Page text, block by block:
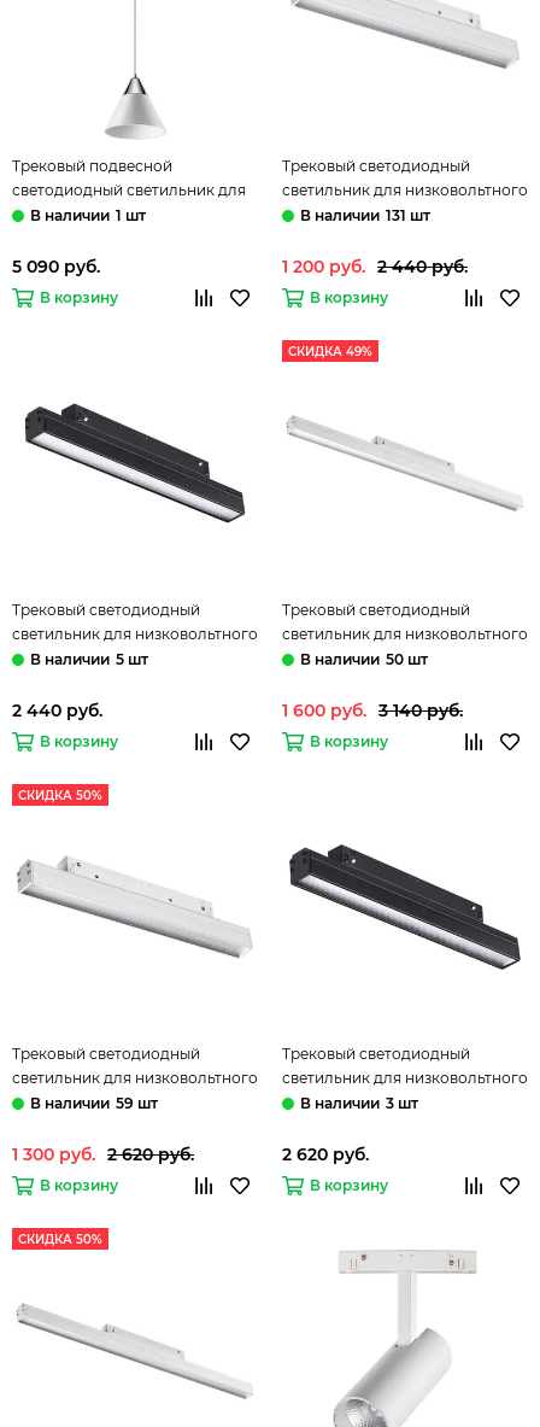
Трековый подвесной
светодиодный светильник для
низковольтного шинопровода
Novotech
1 шт
5 090 руб.
В корзину
Трековый светодиодный
светильник для низковольтного
шинопровода 358409 белый
131 шт
1 200 руб. 2 440 руб.
В корзину
Трековый светодиодный
светильник для низковольтного
шинопровода 358410 черный
5 шт
2 440 руб.
В корзину
СКИДКА 49%
Трековый светодиодный
светильник для низковольтного
шинопровода 358411 белый
50 шт
1 600 руб. 3 140 руб.
В корзину
СКИДКА 50%
Трековый светодиодный
светильник для низковольтного
шинопровода 358413 белый
59 шт
1 300 руб. 2 620 руб.
В корзину
Трековый светодиодный
светильник для низковольтного
шинопровода 358414 черный
3 шт
2 620 руб.
В корзину
СКИДКА 50%